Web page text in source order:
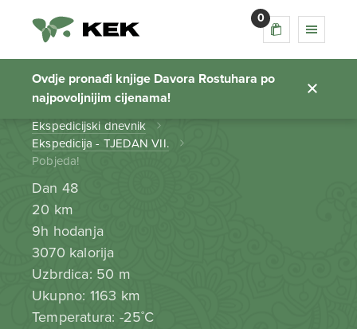
0
Ovdje pronađi knjige Davora Rostuhara po
najpovoljnijim cijenama!
Pobjeda!
Početna stranica
Ekspedicijski dnevnik
Ekspedicija - TJEDAN VII.
Pobjeda!
Dan 48
20 km
9h hodanja
3070 kalorija
Uzbrdica: 50 m
Ukupno: 1163 km
Temperatura: -25˚C